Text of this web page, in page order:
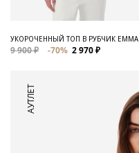
УКОРОЧЕННЫЙ ТОП В РУБЧИК EMMA
9 900 ₽ -70% 2 970 ₽
АУТЛЕТ